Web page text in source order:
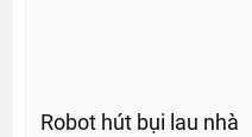
Robot hút bụi lau nhà